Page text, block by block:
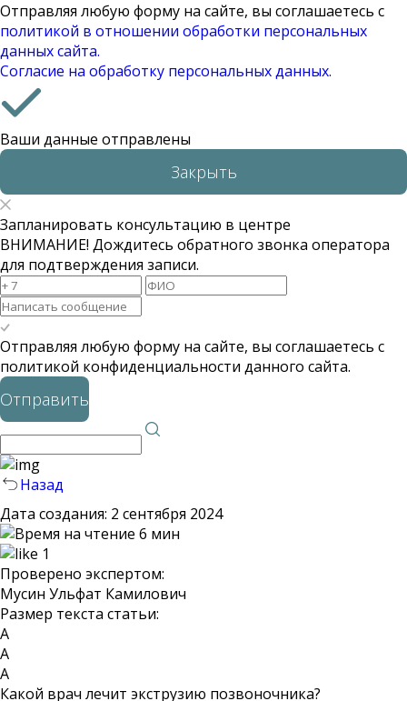
Отправляя любую форму на сайте, вы соглашаетесь с
политикой в отношении обработки персональных
данных сайта.
Согласие на обработку персональных данных.
Ваши данные отправлены
Закрыть
Запланировать консультацию в центре
ВНИМАНИЕ! Дождитесь обратного звонка оператора
для подтверждения записи.
Отправляя любую форму на сайте, вы соглашаетесь с
политикой конфиденциальности данного сайта.
Отправить
Назад
Дата создания: 2 сентября 2024
6 мин
1
Проверено экспертом:
Мусин Ульфат Камилович
Размер текста статьи:
А
А
А
Какой врач лечит экструзию позвоночника?